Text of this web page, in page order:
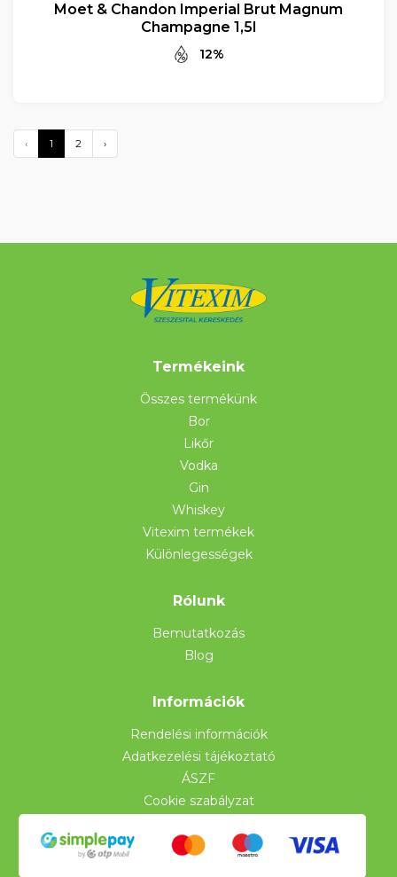
Moet & Chandon Imperial Brut Magnum
Champagne 1,5l
12%
‹ 1 2 ›
Termékeink
Összes termékünk
Bor
Likőr
Vodka
Gin
Whiskey
Vitexim termékek
Különlegességek
Rólunk
Bemutatkozás
Blog
Információk
Rendelési információk
Adatkezelési tájékoztató
ÁSZF
Cookie szabályzat